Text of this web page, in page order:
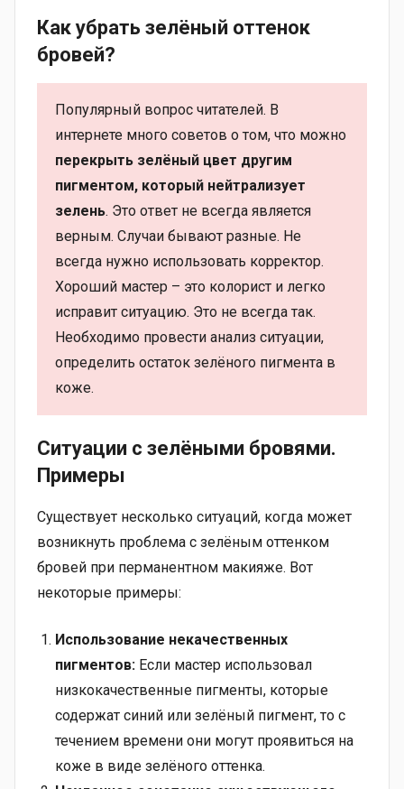
Как убрать зелёный оттенок
бровей?
Популярный вопрос читателей. В
интернете много советов о том, что можно
перекрыть зелёный цвет другим
пигментом, который нейтрализует
зелень. Это ответ не всегда является
верным. Случаи бывают разные. Не
всегда нужно использовать корректор.
Хороший мастер – это колорист и легко
исправит ситуацию. Это не всегда так.
Необходимо провести анализ ситуации,
определить остаток зелёного пигмента в
коже.
Ситуации с зелёными бровями.
Примеры
Существует несколько ситуаций, когда может
возникнуть проблема с зелёным оттенком
бровей при перманентном макияже. Вот
некоторые примеры:
Использование некачественных
пигментов: Если мастер использовал
низкокачественные пигменты, которые
содержат синий или зелёный пигмент, то с
течением времени они могут проявиться на
коже в виде зелёного оттенка.